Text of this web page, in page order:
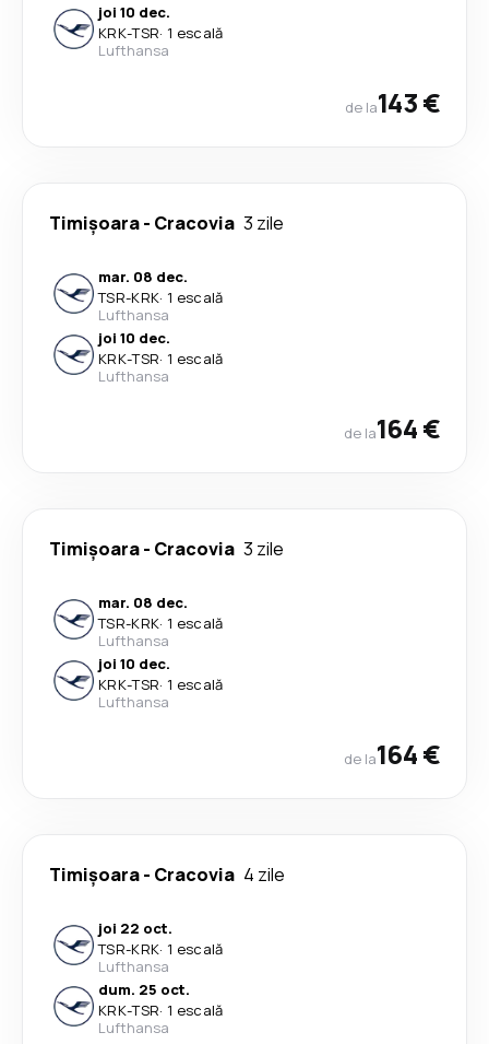
joi 10 dec.
KRK-TSR· 1 escală
Lufthansa
de la143 €
Timișoara- Cracovia 3 zile
mar. 08 dec.
TSR-KRK· 1 escală
Lufthansa
joi 10 dec.
KRK-TSR· 1 escală
Lufthansa
de la164 €
Timișoara- Cracovia 3 zile
mar. 08 dec.
TSR-KRK· 1 escală
Lufthansa
joi 10 dec.
KRK-TSR· 1 escală
Lufthansa
de la164 €
Timișoara- Cracovia 4 zile
joi 22 oct.
TSR-KRK· 1 escală
Lufthansa
dum. 25 oct.
KRK-TSR· 1 escală
Lufthansa